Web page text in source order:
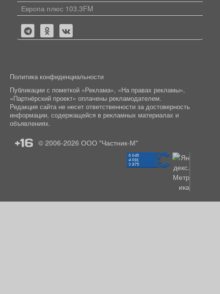
Европа плюс 103.3FM
Политика конфиденциальности
Публикации с пометкой «Реклама», «На правах рекламы»,
«Партнёрский проект» оплачены рекламодателем.
Редакция сайта не несет ответственности за достоверность
информации, содержащейся в рекламных материалах и
объявлениях.
+16 © 2006-2026 ООО "Частник-М"